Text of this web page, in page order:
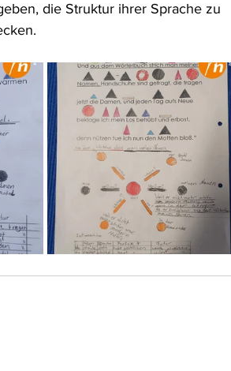
die Struktur ihrer Sprache zu